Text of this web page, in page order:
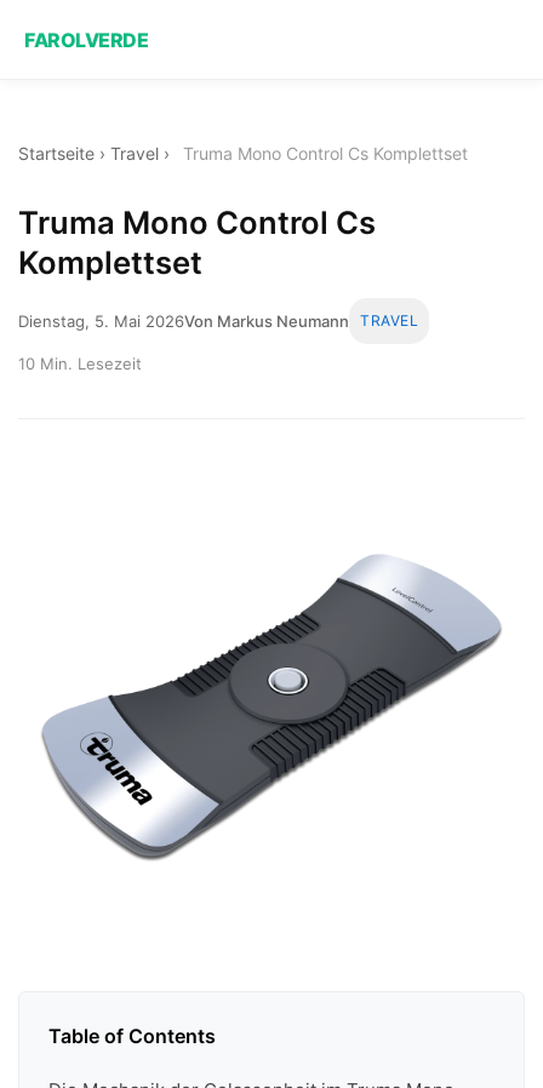
FAROLVERDE
Startseite › Travel › Truma Mono Control Cs Komplettset
Truma Mono Control Cs
Komplettset
Dienstag, 5. Mai 2026Von Markus Neumann TRAVEL
10 Min. Lesezeit
Table of Contents